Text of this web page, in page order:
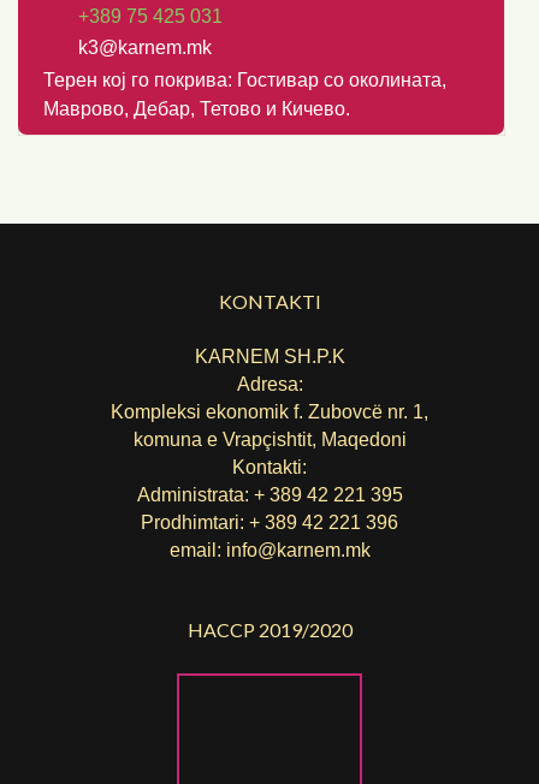
+389 75 425 031
k3@karnem.mk
Терен кој го покрива: Гостивар со околината,
Маврово, Дебар, Тетово и Кичево.
KONTAKTI
KARNEM SH.P.K
Adresa:
Kompleksi ekonomik f. Zubovcë nr. 1,
komuna е Vrapçishtit, Maqedoni
Kontakti:
Administrata: + 389 42 221 395
Prodhimtari: + 389 42 221 396
email: info@karnem.mk
HACCP 2019/2020